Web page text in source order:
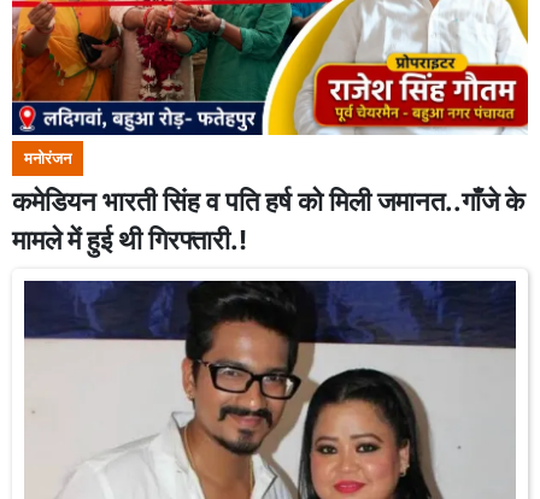
मनोरंजन
कमेडियन भारती सिंह व पति हर्ष को मिली जमानत..गाँजे के
मामले में हुई थी गिरफ्तारी.!